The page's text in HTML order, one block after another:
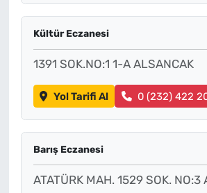
Kültür Eczanesi
1391 SOK.NO:1 1-A ALSANCAK
Yol Tarifi Al 0 (232) 422
Barış Eczanesi
ATATÜRK MAH. 1529 SOK. NO:3